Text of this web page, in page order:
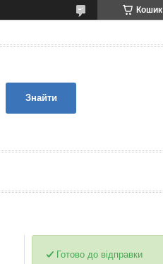
Кошик
Знайти
Готово до відправки